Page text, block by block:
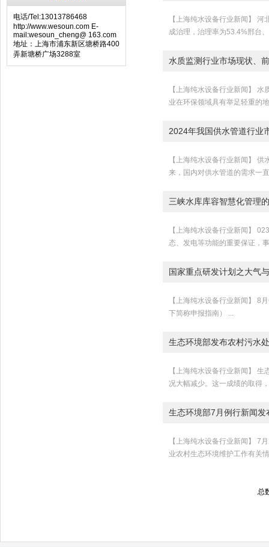
电话/Tel:13013786468
http://www.wesoun.com E-
mail:wesoun_cheng@ 163.com
地址：上海市浦东新区塘桥路400
弄新塘桥广场3288室
【上海纯水设备行业新闻】
成治理，治理率为53.4%邢台
水质监测行业市场现状、
【上海纯水设备行业新闻】
业在环保领域具有举足轻重的
2024年我国供水管道行业
【上海纯水设备行业新闻】
来，国内对供水管道的需求一
三峡水库库容智慧化管理
【上海纯水设备行业新闻】
态、发电等功能的重要保证，
国家重点研发计划之大气
【上海纯水设备行业新闻】 8
下简称申报指南） ...
生态环境部发布农村污水
【上海纯水设备行业新闻】
况大幅减少。这一成绩的取得
生态环境部7月例行新闻发
【上海纯水设备行业新闻】 7
业农村生态环境维护工作有关
总